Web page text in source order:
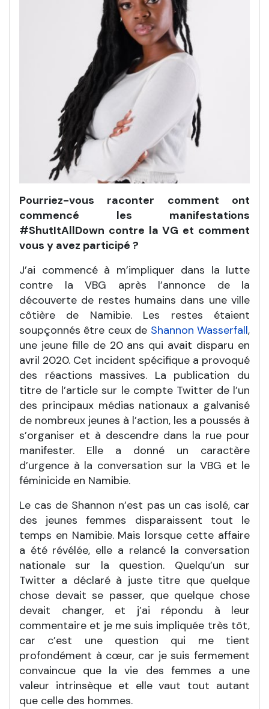
Pourriez-vous raconter comment ont
commencé les manifestations
#ShutItAllDown contre la VG et comment
vous y avez participé ?
J’ai commencé à m’impliquer dans la lutte
contre la VBG après l’annonce de la
découverte de restes humains dans une ville
côtière de Namibie. Les restes étaient
soupçonnés être ceux de Shannon Wasserfall,
une jeune fille de 20 ans qui avait disparu en
avril 2020. Cet incident spécifique a provoqué
des réactions massives. La publication du
titre de l’article sur le compte Twitter de l’un
des principaux médias nationaux a galvanisé
de nombreux jeunes à l’action, les a poussés à
s’organiser et à descendre dans la rue pour
manifester. Elle a donné un caractère
d’urgence à la conversation sur la VBG et le
féminicide en Namibie.
Le cas de Shannon n’est pas un cas isolé, car
des jeunes femmes disparaissent tout le
temps en Namibie. Mais lorsque cette affaire
a été révélée, elle a relancé la conversation
nationale sur la question. Quelqu’un sur
Twitter a déclaré à juste titre que quelque
chose devait se passer, que quelque chose
devait changer, et j’ai répondu à leur
commentaire et je me suis impliquée très tôt,
car c’est une question qui me tient
profondément à cœur, car je suis fermement
convaincue que la vie des femmes a une
valeur intrinsèque et elle vaut tout autant
que celle des hommes.